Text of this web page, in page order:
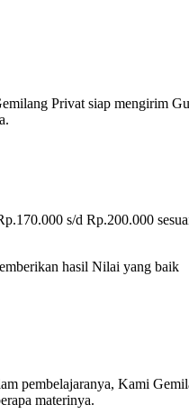
Privat siap mengirim
s/d Rp.200.000
hasil Nilai yang baik
pembelajaranya, Kami
materinya.